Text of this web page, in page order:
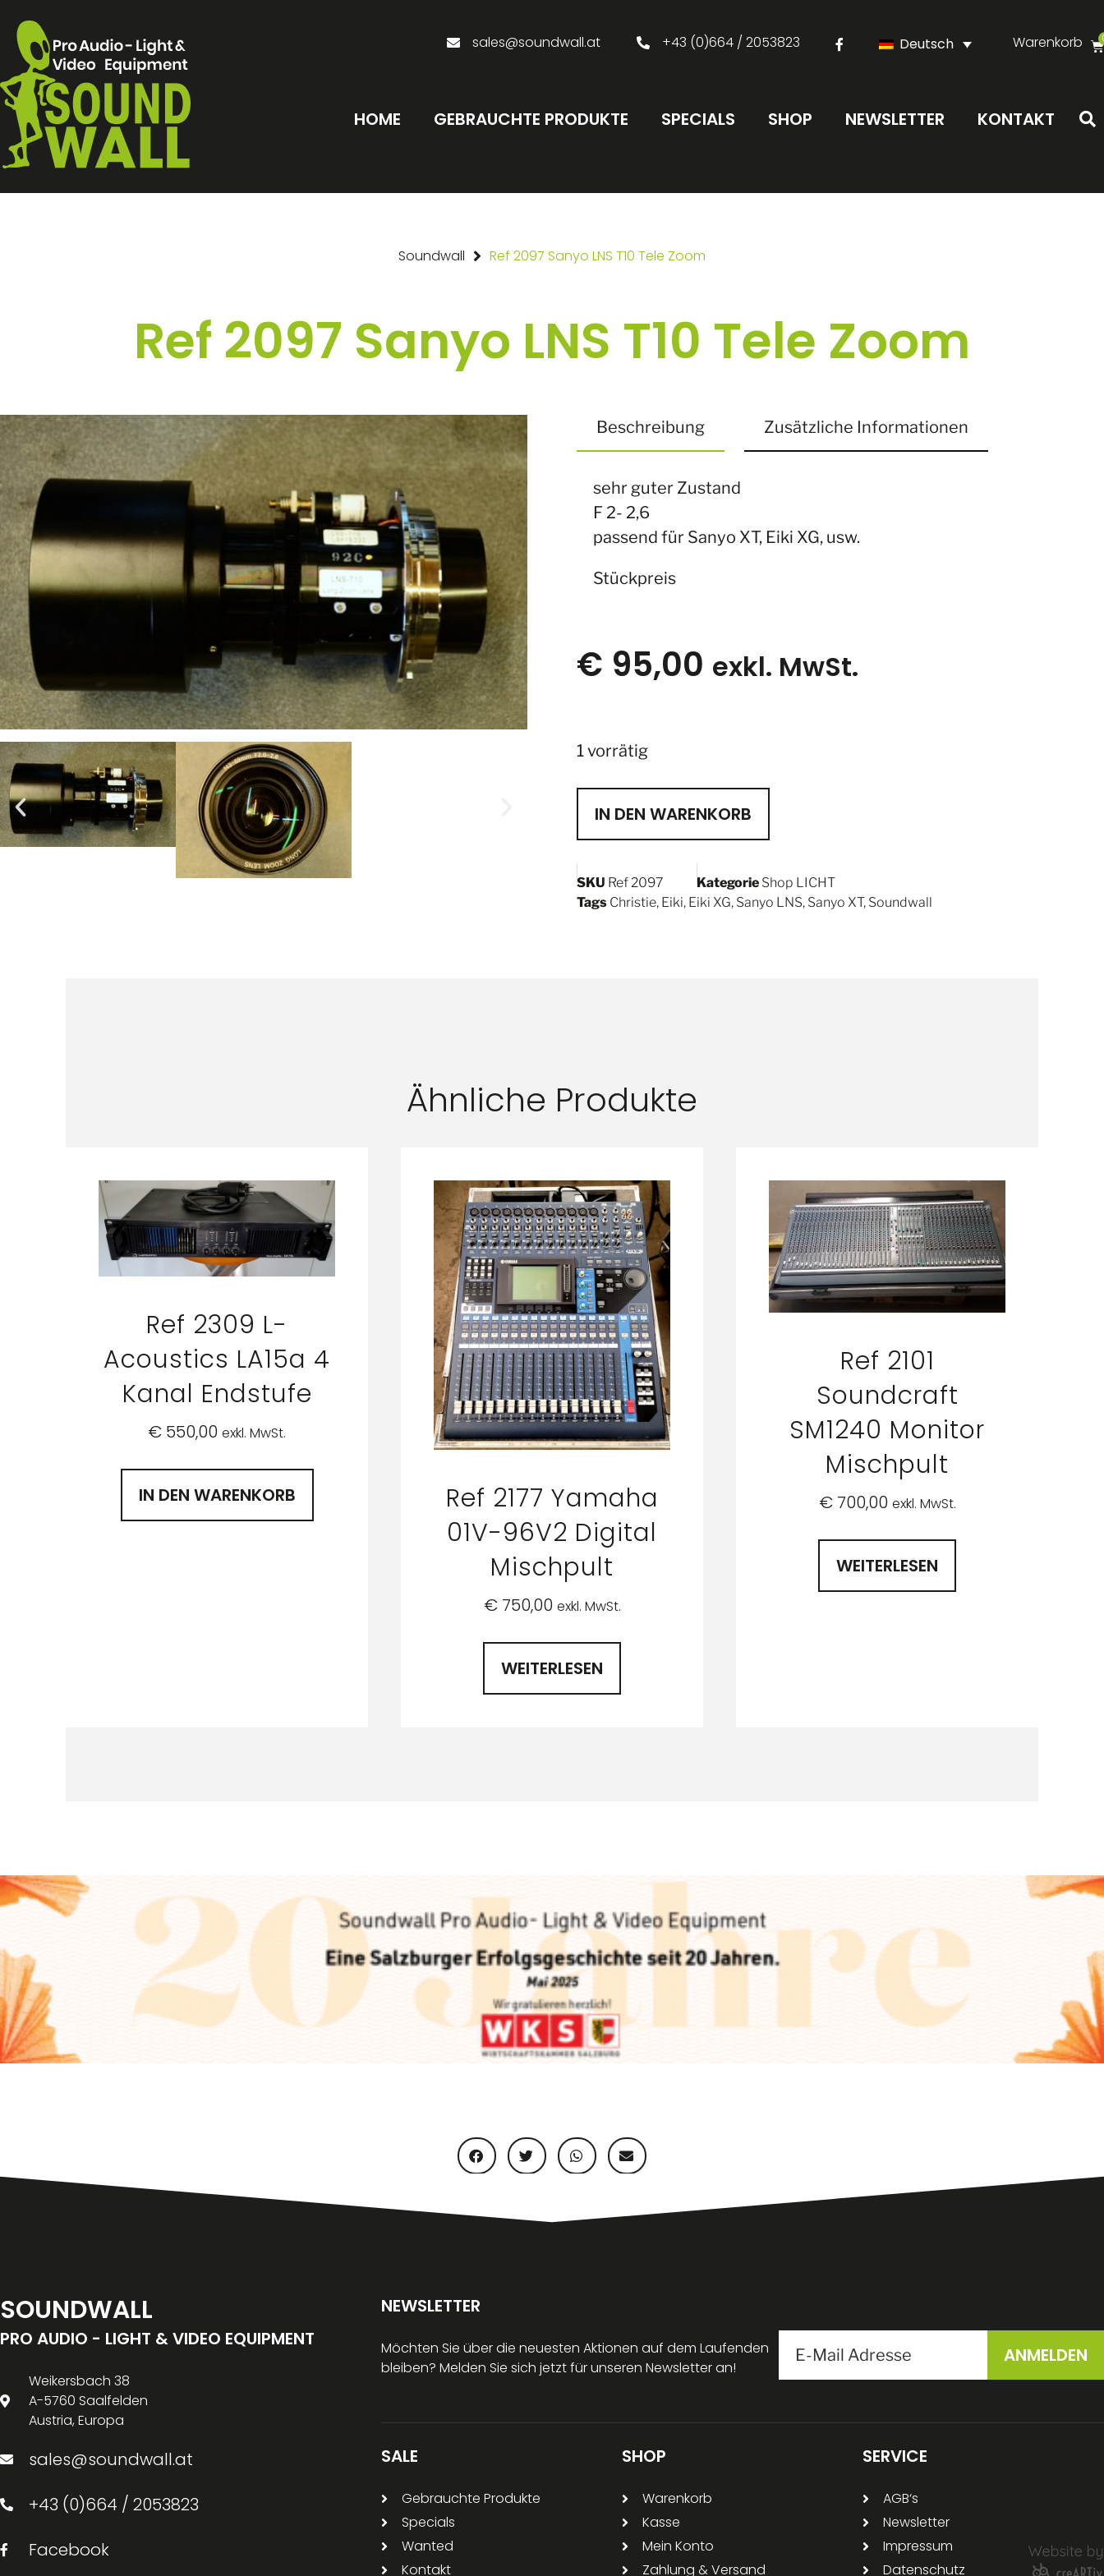
sales@soundwall.at +43 (0)664 / 2053823 Deutsch Warenkorb
HOME GEBRAUCHTE PRODUKTE SPECIALS SHOP NEWSLETTER KONTAKT
Soundwall Ref 2097 Sanyo LNS T10 Tele Zoom
Ref 2097 Sanyo LNS T10 Tele Zoom
Beschreibung Zusätzliche Informationen
sehr guter Zustand
F 2- 2,6
passend für Sanyo XT, Eiki XG, usw.
Stückpreis
€ 95,00 exkl. MwSt.
1 vorrätig
IN DEN WARENKORB
SKU Ref 2097 Kategorie Shop LICHT
Tags Christie, Eiki, Eiki XG, Sanyo LNS, Sanyo XT, Soundwall
Ähnliche Produkte
Ref 2309 L-
Acoustics LA15a 4
Kanal Endstufe
€ 550,00 exkl. MwSt.
IN DEN WARENKORB
Ref 2177 Yamaha
01V-96V2 Digital
Mischpult
€750,00 exkl. MwSt.
WEITERLESEN
Ref 2101
Soundcraft
SM1240 Monitor
Mischpult
€700,00 exkl. MwSt.
WEITERLESEN
SOUNDWALL
PRO AUDIO - LIGHT & VIDEO EQUIPMENT
Weikersbach 38
A-5760 Saalfelden
Austria, Europa
sales@soundwall.at
+43 (0)664 / 2053823
Facebook
NEWSLETTER
Möchten Sie über die neuesten Aktionen auf dem Laufenden
bleiben? Melden Sie sich jetzt für unseren Newsletter an!
SALE
Gebrauchte Produkte
Specials
Wanted
Kontakt
SHOP
Warenkorb
Kasse
Mein Konto
Zahlung & Versand
SERVICE
AGB‘s
Newsletter
Impressum
Datenschutz